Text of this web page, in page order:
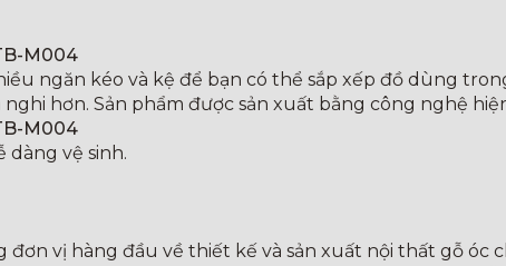
M004
ngăn kéo và kệ để bạn có thể sắp xếp đồ dùng
nghi hơn. Sản phẩm được sản xuất bằng công nghệ
M004
dàng vệ sinh.
đơn vị hàng đầu về thiết kế và sản xuất nội thất gỗ óc